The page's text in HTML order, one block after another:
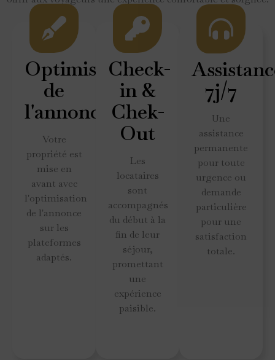
Optimisation
de
l'annonce
Votre
propriété est
mise en
avant avec
l'optimisation
de l'annonce
sur les
plateformes
adaptés.
Check-
in &
Chek-
Out
Les
locataires
sont
accompagnés
du début à la
fin de leur
séjour,
promettant
une
expérience
paisible.
7j/7
Une
assistance
permanente
pour toute
urgence ou
demande
particulière
pour une
satisfaction
totale.